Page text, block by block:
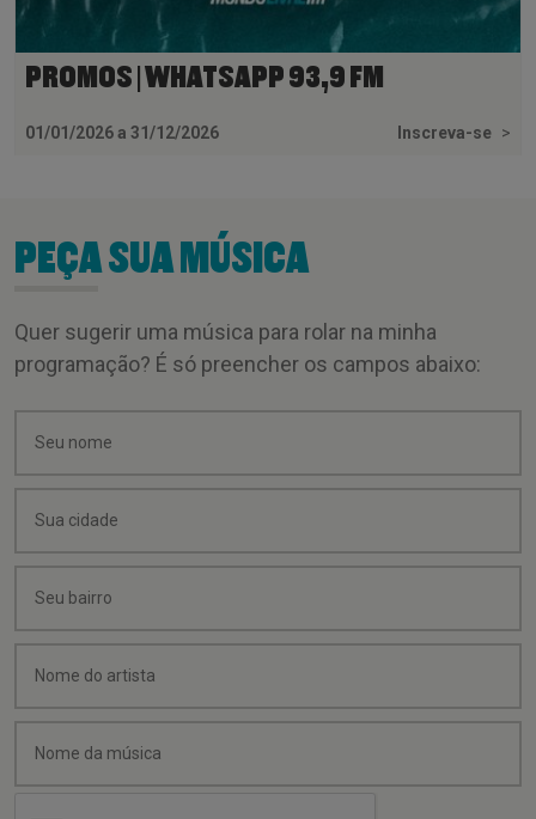
PROMOS | WHATSAPP 93,9 FM
01/01/2026 a 31/12/2026 Inscreva-se >
PEÇA SUA MÚSICA
Quer sugerir uma música para rolar na minha
programação? É só preencher os campos abaixo: